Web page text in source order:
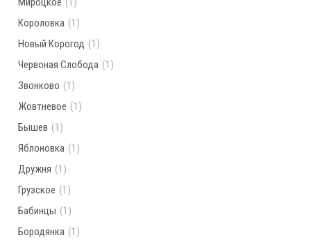
Короловка (1)
Новый Корогод (1)
Червоная Слобода (1)
Звонково (1)
Жовтневое (1)
Бышев (1)
Яблоновка (1)
Дружня (1)
Грузское (1)
Бабинцы (1)
Бородянка (1)